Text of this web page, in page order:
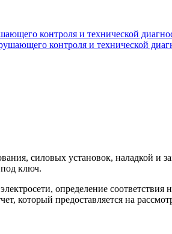
контроля и технической
силовых установок, наладкой и
под ключ.
определение
который предоставляется на